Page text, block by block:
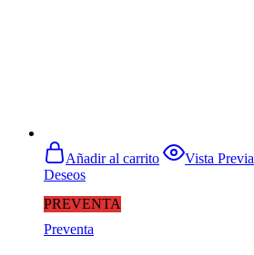
PREVENTA
Añadir al carrito Vista Previa
Deseos
Preventa